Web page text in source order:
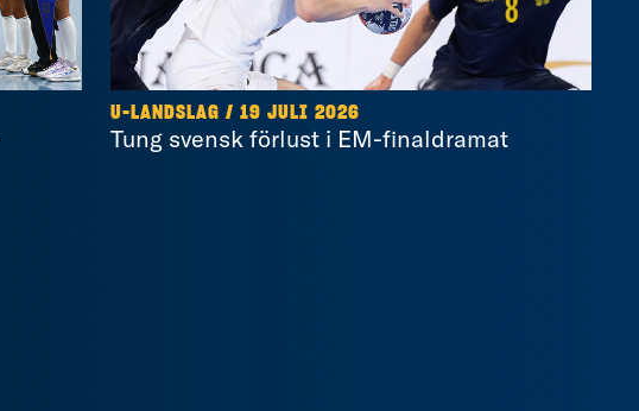
U-LANDSLAG / 19 JULI 2026
Tung svensk förlust i EM-finaldramat